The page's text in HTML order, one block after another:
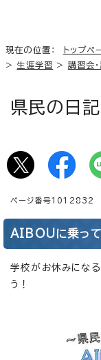
現在の位置： トップペ
> 生涯学習 > 講習会
県民の日
ページ番号1012832
AIBOUに乗って
学校がお休みにな
う！